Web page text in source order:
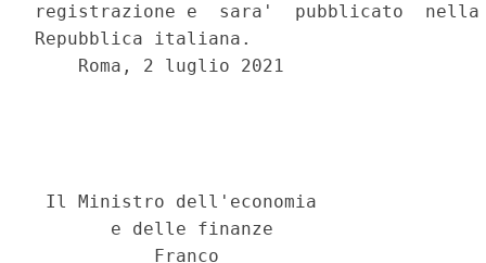
registrazione e  sara'  pubblicato
Repubblica italiana.
    Roma, 2 luglio 2021
Il Ministro dell'economia
       e delle finanze
           Franco